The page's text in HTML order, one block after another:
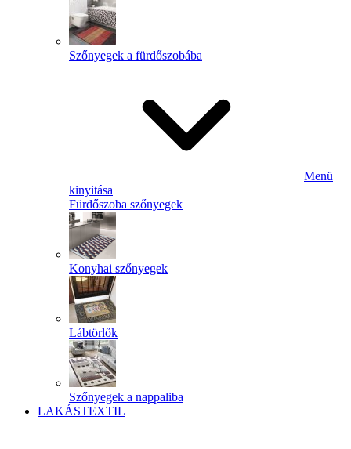
Szőnyegek a fürdőszobába
Menü
kinyitása
Fürdőszoba szőnyegek
Konyhai szőnyegek
Lábtörlők
Szőnyegek a nappaliba
LAKÁSTEXTIL